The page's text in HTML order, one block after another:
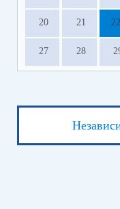
20 21 22
27 28